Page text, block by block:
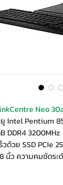
Neo
Intel Pentium
DDR4 3200MHz
วด้วย SSD PCIe
นิ้ว ความคมชัดร